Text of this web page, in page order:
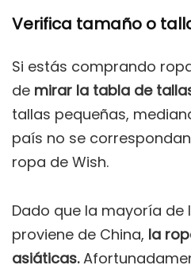
Verifica tamaño o
Si estás comprando
de mirar la tabla de
tallas pequeñas,
país no se
ropa de Wish.
Dado que la mayoría de
proviene de China, la
asiáticas.